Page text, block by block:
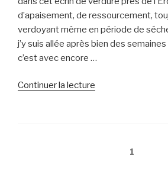
d’apaisement, de ressourcement,
verdoyant même en période de
j’y suis allée après bien des
c’est avec encore …
Continuer la lecture
1